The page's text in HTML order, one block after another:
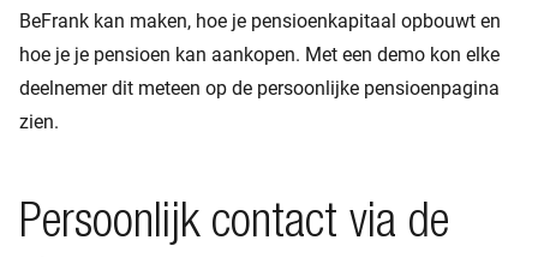
BeFrank kan maken, hoe je pensioenkapitaal opbouwt en
hoe je je pensioen kan aankopen. Met een demo kon elke
deelnemer dit meteen op de persoonlijke pensioenpagina
zien.
Persoonlijk contact via de